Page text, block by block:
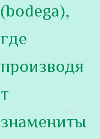
(bodega),
где
производя
т
знамениты